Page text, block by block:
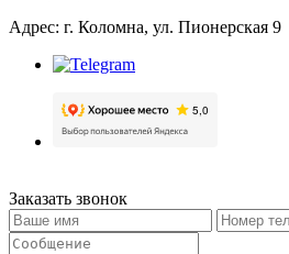
Адрес: г. Коломна, ул. Пионерская 9
Заказать звонок